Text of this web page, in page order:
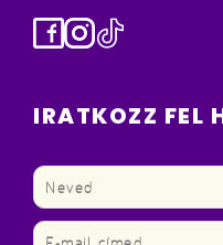
Facebook
Instagram
TikTok
IRATKOZZ FEL